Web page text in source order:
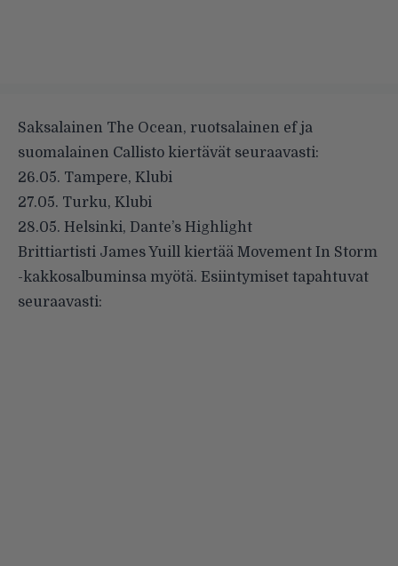
Saksalainen The Ocean, ruotsalainen ef ja
suomalainen Callisto kiertävät seuraavasti:
26.05. Tampere, Klubi
27.05. Turku, Klubi
28.05. Helsinki, Dante’s Highlight
Brittiartisti James Yuill kiertää Movement In Storm
-kakkosalbuminsa myötä. Esiintymiset tapahtuvat
seuraavasti: